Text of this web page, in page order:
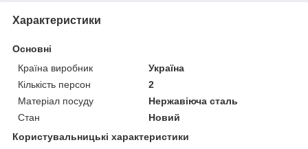
Характеристики
Основні
Країна виробник
Україна
Кількість персон
2
Матеріал посуду
Нержавіюча сталь
Стан
Новий
Користувальницькі характеристики